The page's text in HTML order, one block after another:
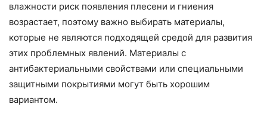
влажности риск появления плесени и гниения
возрастает, поэтому важно выбирать материалы,
которые не являются подходящей средой для развития
этих проблемных явлений. Материалы с
антибактериальными свойствами или специальными
защитными покрытиями могут быть хорошим
вариантом.